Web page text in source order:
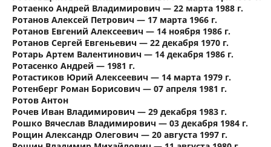
Ротаенко Андрей Владимирович — 22 марта 1988 г.
Ротанов Алексей Петрович — 17 марта 1966 г.
Ротанов Евгений Алексеевич — 14 ноября 1986 г.
Ротанов Сергей Евгеньевич — 22 декабря 1970 г.
Ротарь Артем Валентинович — 14 декабря 1986 г.
Ротасенко Андрей — 1981 г.
Ротастиков Юрий Алексеевич — 14 марта 1979 г.
Ротенберг Роман Борисович — 07 апреля 1981 г.
Ротов Антон
Рочев Иван Владимирович — 29 декабря 1983 г.
Рошко Вячеслав Владимирович — 03 декабря 1984 г.
Рощин Александр Олегович — 20 августа 1997 г.